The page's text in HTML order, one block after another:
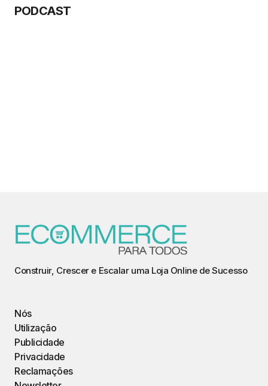
PODCAST
Construir, Crescer e Escalar uma Loja Online de Sucesso
Nós
Utilização
Publicidade
Privacidade
Reclamações